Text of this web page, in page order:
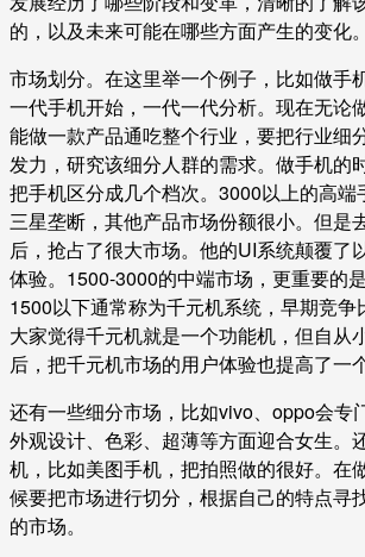
的，以及未来可能在哪些方面产生的变化。
市场划分。在这里举一个例子，比如做手
一代手机开始，一代一代分析。现在无论
能做一款产品通吃整个行业，要把行业细
发力，研究该细分人群的需求。做手机的
把手机区分成几个档次。3000以上的高端
三星垄断，其他产品市场份额很小。但是
后，抢占了很大市场。他的UI系统颠覆了
体验。1500-3000的中端市场，更重要的
1500以下通常称为千元机系统，早期竞争
大家觉得千元机就是一个功能机，但自从
后，把千元机市场的用户体验也提高了一
还有一些细分市场，比如vivo、oppo会专
外观设计、色彩、超薄等方面迎合女生。
机，比如美图手机，把拍照做的很好。在
候要把市场进行切分，根据自己的特点寻
的市场。